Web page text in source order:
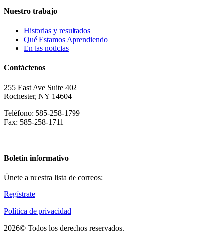
Nuestro trabajo
Historias y resultados
Qué Estamos Aprendiendo
En las noticias
Contáctenos
255 East Ave Suite 402
Rochester, NY 14604
Teléfono: 585-258-1799
Fax: 585-258-1711
Boletin informativo
Únete a nuestra lista de correos:
Regístrate
Política de privacidad
2026© Todos los derechos reservados.